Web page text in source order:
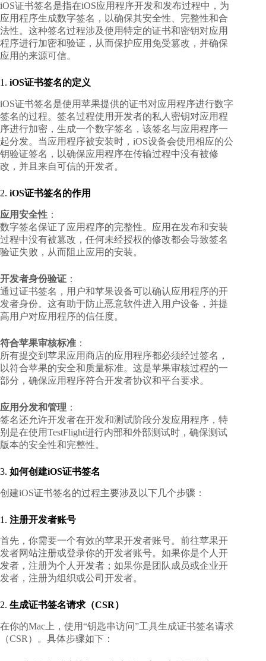
iOS证书签名是指在iOS应用程序开发和发布过程中，为
应用程序生成数字签名，以确保其安全性、完整性和合
法性。这种签名过程涉及使用特定的证书和密钥对应用
程序进行加密和验证，从而保护应用免受篡改，并确保
应用的来源可信。
1. iOS证书签名的定义
iOS证书签名是使用苹果提供的证书对应用程序进行数字
签名的过程。签名过程使用开发者的私人密钥对应用程
序进行加密，生成一个数字签名，该签名与应用程序一
起分发。当应用程序被安装时，iOS设备会使用相应的公
钥验证签名，以确保应用程序在传输过程中没有被修
改，并且来自可信的开发者。
2. iOS证书签名的作用
应用安全性 ：
数字签名保证了应用程序的完整性。应用在发布和安装
过程中没有被篡改，任何未经授权的修改都会导致签名
验证失败，从而阻止应用的安装。
开发者身份验证 ：
通过证书签名，用户和苹果设备可以确认应用程序的开
发者身份。这有助于防止恶意软件进入用户设备，并提
高用户对应用程序的信任度。
符合苹果审核标准 ：
所有提交到苹果应用商店的应用程序都必须经过签名，
以符合苹果的安全和质量标准。这是苹果审核过程的一
部分，确保应用程序符合开发者协议和平台要求。
应用分发和管理 ：
签名还允许开发者在开发和测试阶段分发应用程序，特
别是在使用TestFlight进行内部和外部测试时，确保测试
版本的安全性和完整性。
3. 如何创建iOS证书签名
创建iOS证书签名的过程主要涉及以下几个步骤：
1. 注册开发者账号
首先，你需要一个有效的苹果开发者账号。前往苹果开
发者网站注册或登录你的开发者账号。如果你是个人开
发者，注册为个人开发者；如果你是团队成员或企业开
发者，注册为组织或公司开发者。
2. 生成证书签名请求（CSR）
在你的Mac上，使用“钥匙串访问”工具生成证书签名请求
（CSR）。具体步骤如下：